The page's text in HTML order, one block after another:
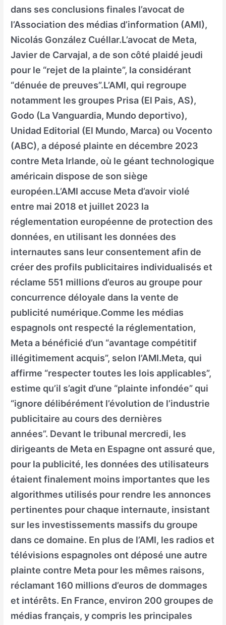
dans ses conclusions finales l’avocat de
l’Association des médias d’information (AMI),
Nicolás González Cuéllar.L’avocat de Meta,
Javier de Carvajal, a de son côté plaidé jeudi
pour le “rejet de la plainte”, la considérant
“dénuée de preuves”.L’AMI, qui regroupe
notamment les groupes Prisa (El Pais, AS),
Godo (La Vanguardia, Mundo deportivo),
Unidad Editorial (El Mundo, Marca) ou Vocento
(ABC), a déposé plainte en décembre 2023
contre Meta Irlande, où le géant technologique
américain dispose de son siège
européen.L’AMI accuse Meta d’avoir violé
entre mai 2018 et juillet 2023 la
réglementation européenne de protection des
données, en utilisant les données des
internautes sans leur consentement afin de
créer des profils publicitaires individualisés et
réclame 551 millions d’euros au groupe pour
concurrence déloyale dans la vente de
publicité numérique.Comme les médias
espagnols ont respecté la réglementation,
Meta a bénéficié d’un “avantage compétitif
illégitimement acquis”, selon l’AMI.Meta, qui
affirme “respecter toutes les lois applicables”,
estime qu’il s’agit d’une “plainte infondée” qui
“ignore délibérément l’évolution de l’industrie
publicitaire au cours des dernières
années”. Devant le tribunal mercredi, les
dirigeants de Meta en Espagne ont assuré que,
pour la publicité, les données des utilisateurs
étaient finalement moins importantes que les
algorithmes utilisés pour rendre les annonces
pertinentes pour chaque internaute, insistant
sur les investissements massifs du groupe
dans ce domaine. En plus de l’AMI, les radios et
télévisions espagnoles ont déposé une autre
plainte contre Meta pour les mêmes raisons,
réclamant 160 millions d’euros de dommages
et intérêts. En France, environ 200 groupes de
médias français, y compris les principales